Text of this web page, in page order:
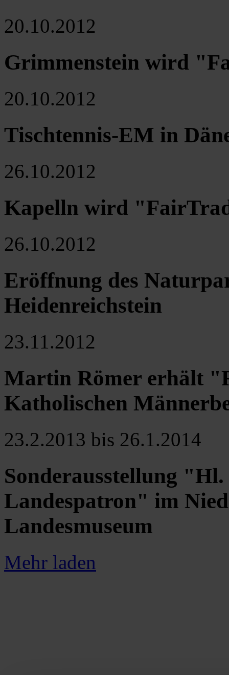
20.10.2012
Grimmenstein wird
20.10.2012
Tischtennis-EM in
26.10.2012
Kapelln wird
26.10.2012
Eröffnung des
Heidenreichstein
23.11.2012
Martin Römer erhält
Katholischen
23.2.2013 bis 26.1.2014
Sonderausstellung
Landespatron" im
Landesmuseum
Mehr laden